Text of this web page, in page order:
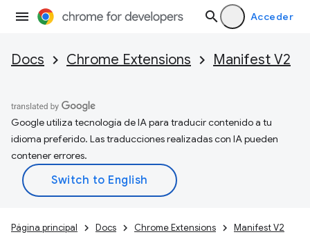
Acceder
Docs Chrome Extensions Manifest V2
Google utiliza tecnología de IA para traducir contenido a tu
idioma preferido. Las traducciones realizadas con IA pueden
contener errores.
Página principal Docs Chrome Extensions Manifest V2